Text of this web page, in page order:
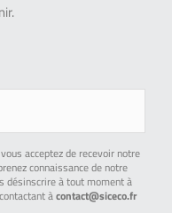
acceptez de recevoir notre
connaissance de notre
désinscrire à tout moment à
àcontact@siceco.fr